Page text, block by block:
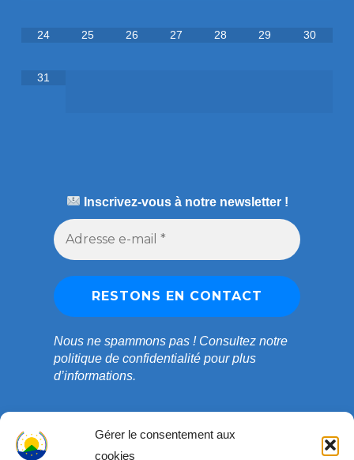
Gérer le consentement aux
cookies
24 25 26 27 28 29 30
31
Inscrivez-vous à notre newsletter !
Nous ne spammons pas ! Consultez notre
politique de confidentialitépour plus
d’informations.